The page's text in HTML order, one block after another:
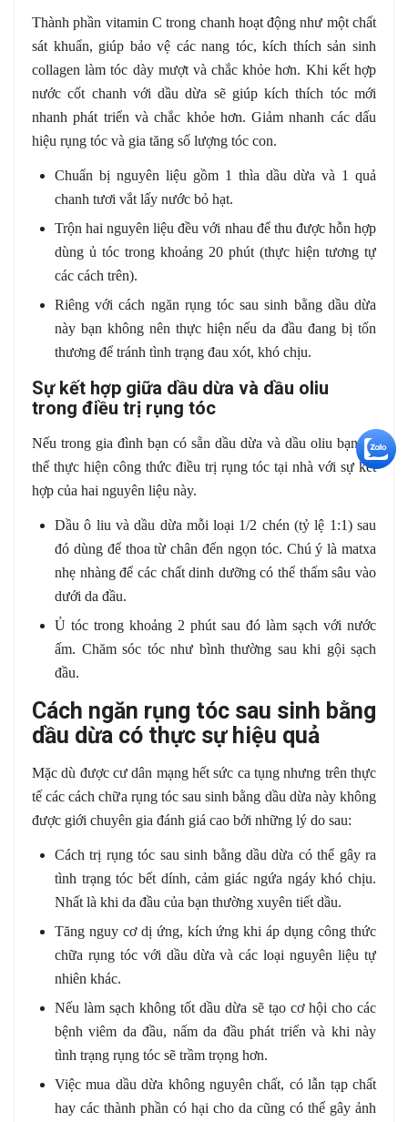
Thành phần vitamin C trong chanh hoạt động như một chất
sát khuẩn, giúp bảo vệ các nang tóc, kích thích sản sinh
collagen làm tóc dày mượt và chắc khỏe hơn. Khi kết hợp
nước cốt chanh với dầu dừa sẽ giúp kích thích tóc mới
nhanh phát triển và chắc khỏe hơn. Giảm nhanh các dấu
hiệu rụng tóc và gia tăng số lượng tóc con.
Chuẩn bị nguyên liệu gồm 1 thìa dầu dừa và 1 quả
chanh tươi vắt lấy nước bỏ hạt.
Trộn hai nguyên liệu đều với nhau để thu được hỗn hợp
dùng ủ tóc trong khoảng 20 phút (thực hiện tương tự
các cách trên).
Riêng với cách ngăn rụng tóc sau sinh bằng dầu dừa
này bạn không nên thực hiện nếu da đầu đang bị tổn
thương để tránh tình trạng đau xót, khó chịu.
Sự kết hợp giữa dầu dừa và dầu oliu
trong điều trị rụng tóc
Nếu trong gia đình bạn có sẵn dầu dừa và dầu oliu bạn có
thể thực hiện công thức điều trị rụng tóc tại nhà với sự kết
hợp của hai nguyên liệu này.
Dầu ô liu và dầu dừa mỗi loại 1/2 chén (tỷ lệ 1:1) sau
đó dùng để thoa từ chân đến ngọn tóc. Chú ý là matxa
nhẹ nhàng để các chất dinh dưỡng có thể thấm sâu vào
dưới da đầu.
Ủ tóc trong khoảng 2 phút sau đó làm sạch với nước
ấm. Chăm sóc tóc như bình thường sau khi gội sạch
đầu.
Cách ngăn rụng tóc sau sinh bằng
dầu dừa có thực sự hiệu quả
Mặc dù được cư dân mạng hết sức ca tụng nhưng trên thực
tế các cách chữa rụng tóc sau sinh bằng dầu dừa này không
được giới chuyên gia đánh giá cao bởi những lý do sau:
Cách trị rụng tóc sau sinh bằng dầu dừa có thể gây ra
tình trạng tóc bết dính, cảm giác ngứa ngáy khó chịu.
Nhất là khi da đầu của bạn thường xuyên tiết dầu.
Tăng nguy cơ dị ứng, kích ứng khi áp dụng công thức
chữa rụng tóc với dầu dừa và các loại nguyên liệu tự
nhiên khác.
Nếu làm sạch không tốt dầu dừa sẽ tạo cơ hội cho các
bệnh viêm da đầu, nấm da đầu phát triển và khi này
tình trạng rụng tóc sẽ trầm trọng hơn.
Việc mua dầu dừa không nguyên chất, có lẫn tạp chất
hay các thành phần có hại cho da cũng có thể gây ảnh
+5